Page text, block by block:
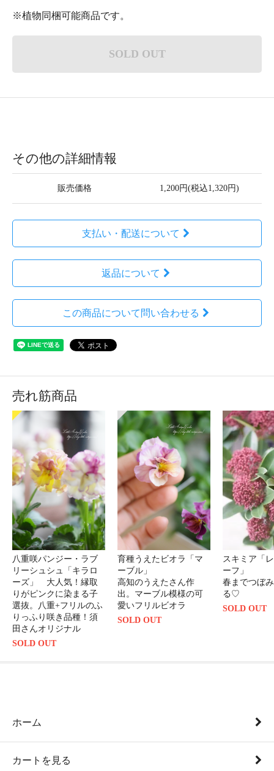
※植物同梱可能商品です。
SOLD OUT
その他の詳細情報
販売価格 1,200円(税込1,320円)
支払い・配送について
返品について
この商品について問い合わせる
売れ筋商品
八重咲パンジー・ラブ
リーシュシュ「キラロ
ーズ」 大人気！縁取
りがピンクに染まる子
選抜。八重+フリルのふ
りっふり咲き品種！須
田さんオリジナル
SOLD OUT
育種うえたビオラ「マ
ーブル」
高知のうえたさん作
出。マーブル模様の可
愛いフリルビオラ
SOLD OUT
スキミア「
ーフ」
春までつぼ
る♡
SOLD OUT
ホーム
カートを見る